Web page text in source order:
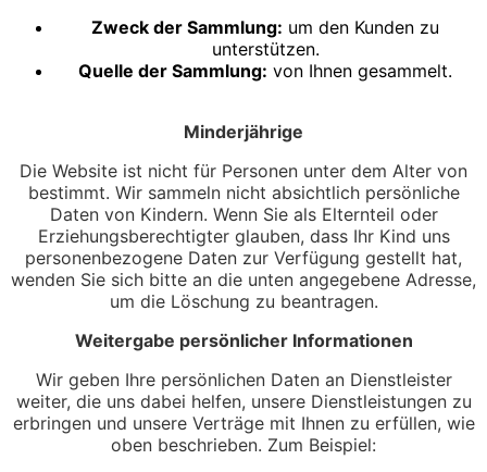
Zweck der Sammlung: um den Kunden zu
unterstützen.
Quelle der Sammlung: von Ihnen gesammelt.
Minderjährige
Die Website ist nicht für Personen unter dem Alter von
bestimmt. Wir sammeln nicht absichtlich persönliche
Daten von Kindern. Wenn Sie als Elternteil oder
Erziehungsberechtigter glauben, dass Ihr Kind uns
personenbezogene Daten zur Verfügung gestellt hat,
wenden Sie sich bitte an die unten angegebene Adresse,
um die Löschung zu beantragen.
Weitergabe persönlicher Informationen
Wir geben Ihre persönlichen Daten an Dienstleister
weiter, die uns dabei helfen, unsere Dienstleistungen zu
erbringen und unsere Verträge mit Ihnen zu erfüllen, wie
oben beschrieben. Zum Beispiel: